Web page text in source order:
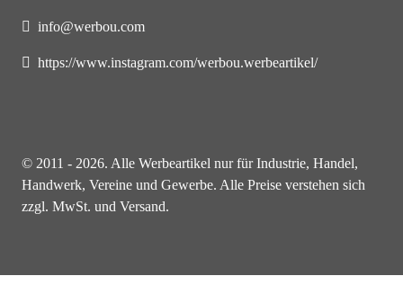
info@werbou.com
https://www.instagram.com/werbou.werbeartikel/
© 2011 - 2026. Alle Werbeartikel nur für Industrie, Handel,
Handwerk, Vereine und Gewerbe. Alle Preise verstehen sich
zzgl. MwSt. und Versand.